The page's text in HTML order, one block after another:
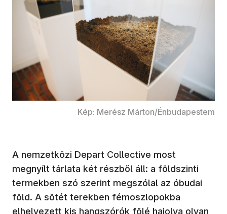
Kép: Merész Márton/Énbudapestem
A nemzetközi Depart Collective most
megnyílt tárlata két részből áll: a földszinti
termekben szó szerint megszólal az óbudai
föld. A sötét terekben fémoszlopokba
elhelyezett kis hangszórók fölé hajolva olyan